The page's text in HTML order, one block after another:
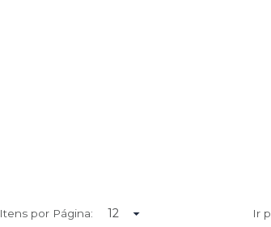
Itens por Página: Ir